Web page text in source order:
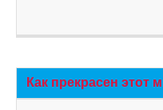
Как прекрасен этот